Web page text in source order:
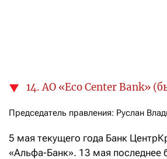
14. АО «Eco Center Bank»
Председатель правления: Руслан
5 мая текущего года Банк
«Альфа-Банк». 13 мая